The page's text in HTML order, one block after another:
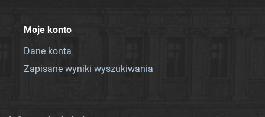
Moje konto
Dane konta
Zapisane wyniki wyszukiwania